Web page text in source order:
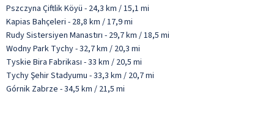
Pszczyna Çiftlik Köyü - 24,3 km / 15,1 mi
Kapias Bahçeleri - 28,8 km / 17,9 mi
Rudy Sistersiyen Manastırı - 29,7 km / 18,5 mi
Wodny Park Tychy - 32,7 km / 20,3 mi
Tyskie Bira Fabrikası - 33 km / 20,5 mi
Tychy Şehir Stadyumu - 33,3 km / 20,7 mi
Górnik Zabrze - 34,5 km / 21,5 mi